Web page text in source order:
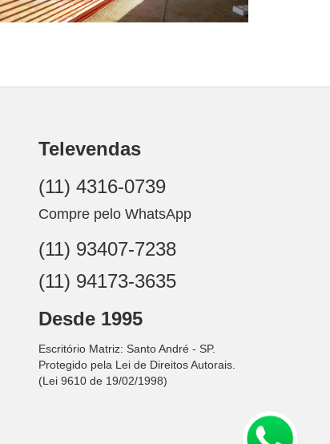
Televendas
(11) 4316-0739
Compre pelo WhatsApp
(11) 93407-7238
(11) 94173-3635
Desde 1995
Escritório Matriz: Santo André - SP.
Protegido pela Lei de Direitos Autorais.
(Lei 9610 de 19/02/1998)